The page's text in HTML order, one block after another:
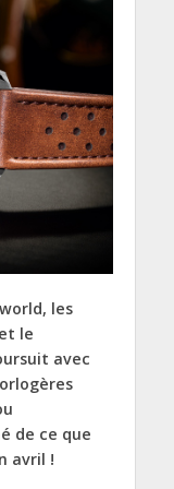
les
le
avec
de ce que
avril !